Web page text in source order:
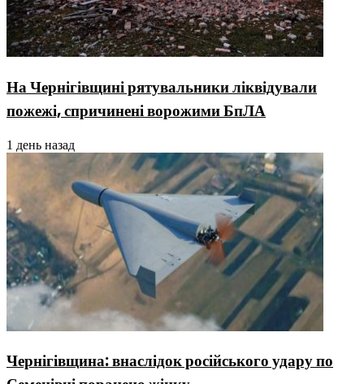
На Чернігівщині рятувальники ліквідували
пожежі, спричинені ворожими БпЛА
1 день назад
Чернігівщина: внаслідок російського удару по